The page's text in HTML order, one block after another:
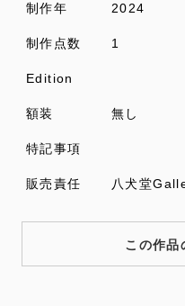
制作年 2024
制作点数 1
Edition
額装 無し
特記事項
販売責任 八犬堂
この作品